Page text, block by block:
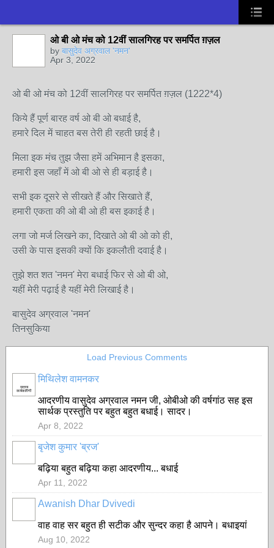
ओ बी ओ मंच को 12वीं सालगिरह पर समर्पित ग़ज़ल
by बासुदेव अग्रवाल 'नमन'
Apr 3, 2022
ओ बी ओ मंच को 12वीं सालगिरह पर समर्पित ग़ज़ल (1222*4)
किये हैं पूर्ण बारह वर्ष ओ बी ओ बधाई है,
हमारे दिल में चाहत बस तेरी ही रहती छाई है।
मिला इक मंच तुझ जैसा हमें अभिमान है इसका,
हमारी इस जहाँ में ओ बी ओ से ही बड़ाई है।
सभी इक दूसरे से सीखते हैं और सिखाते हैं,
हमारी एकता की ओ बी ओ ही बस इकाई है।
लगा जो मर्ज लिखने का, दिखाते ओ बी ओ को ही,
उसी के पास इसकी क्यों कि इकलौती दवाई है।
तुझे शत शत 'नमन' मेरा बधाई फिर से ओ बी ओ,
यहीं मेरी पढ़ाई है यहीं मेरी लिखाई है।
बासुदेव अग्रवाल 'नमन'
तिनसुकिया
Load Previous Comments
सदस्य
कार्यकारिणी
मिथिलेश वामनकर
आदरणीय वासुदेव अग्रवाल नमन जी, ओबीओ की वर्षगांठ सहइस
सार्थक प्रस्तुति पर बहुत बहुत बधाई। सादर।
Apr 8, 2022
बृजेश कुमार 'ब्रज'
बढ़िया बहुत बढ़िया कहा आदरणीय... बधाई
Apr 11, 2022
Awanish Dhar Dvivedi
वाह वाह सर बहुत ही सटीक और सुन्दर कहा है आपने। बधाइयां
Aug 10, 2022